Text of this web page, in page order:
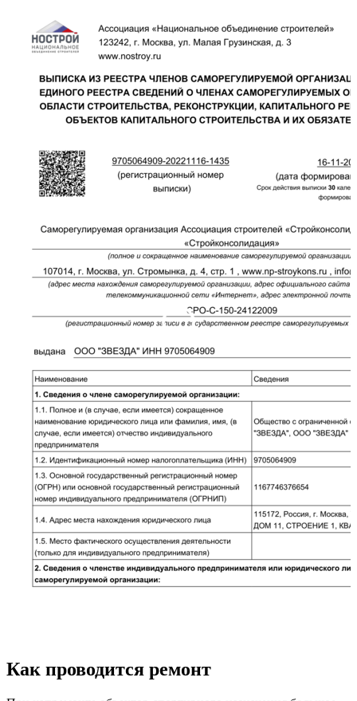
Как проводится ремонт